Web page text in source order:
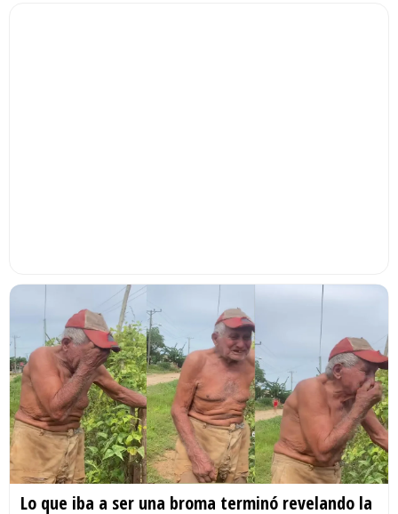
Lo que iba a ser una broma terminó revelando la